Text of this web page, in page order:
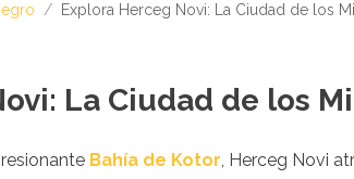
/ Explora Herceg Novi: La Ciudad de los
La Ciudad de los
Bahía de Kotor, Herceg Novi